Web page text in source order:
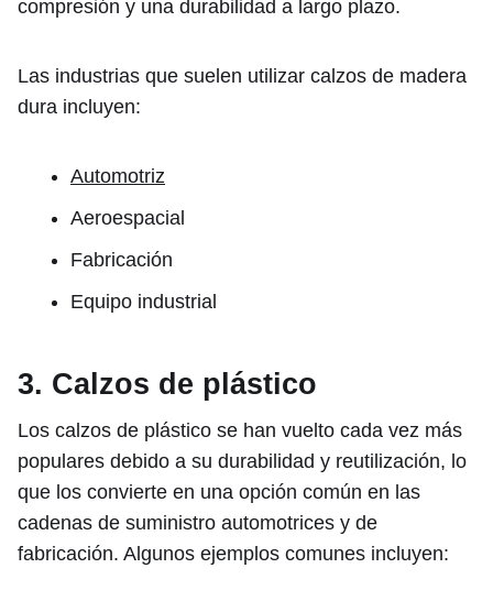
compresión y una durabilidad a largo plazo.
Las industrias que suelen utilizar calzos de madera
dura incluyen:
Automotriz
Aeroespacial
Fabricación
Equipo industrial
3. Calzos de plástico
Los calzos de plástico se han vuelto cada vez más
populares debido a su durabilidad y reutilización, lo
que los convierte en una opción común en las
cadenas de suministro automotrices y de
fabricación. Algunos ejemplos comunes incluyen: